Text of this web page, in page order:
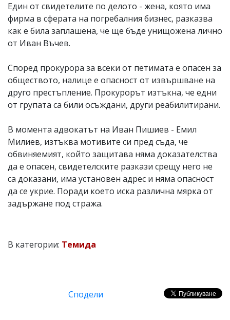
Един от свидетелите по делото - жена, която има
фирма в сферата на погребалния бизнес, разказва
как е била заплашена, че ще бъде унищожена лично
от Иван Въчев.
Според прокурора за всеки от петимата е опасен за
обществото, налице е опасност от извършване на
друго престъпление. Прокурорът изтъкна, че едни
от групата са били осъждани, други реабилитирани.
В момента адвокатът на Иван Пишиев - Емил
Милиев, изтъква мотивите си пред съда, че
обвиняемият, който защитава няма доказателства
да е опасен, свидетелските разкази срещу него не
са доказани, има установен адрес и няма опасност
да се укрие. Поради което иска различна мярка от
задържане под стража.
В категории: Темида
Сподели